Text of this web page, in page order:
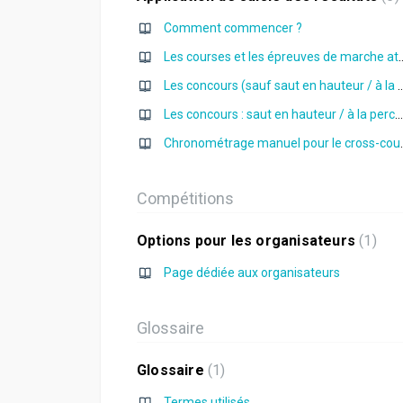
Comment commencer ?
Compétitions
Options pour les organisateurs 1
Page dédiée aux organisateurs
Glossaire
Glossaire 1